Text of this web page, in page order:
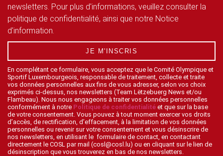
newsletters. Pour plus d'informations, veuillez consulter la
politique de confidentialité, ainsi que notre Notice
d'information.
JE M'INSCRIS
En complétant ce formulaire, vous acceptez que le Comité Olympique et
Sportif Luxembourgeois, responsable de traitement, collecte et traite
vos données personnelles aux fins de vous adresser, selon vos choix
exprimés ci-dessus, nos newsletters (Team Lëtzebuerg News et/ou
Flambeau). Nous nous engageons à traiter vos données personnelles
conformément à notre Politique de confidentialité et que sur la base
de votre consentement. Vous pouvez à tout moment exercer vos droits
d’accès, de rectification, d’effacement, à la limitation de vos données
personnelles ou revenir sur votre consentement et vous désinscrire de
nos newsletters, en utilisant le formulaire de contact, en contactant
directement le COSL par mail (cosl@cosl.lu) ou en cliquant sur le lien de
désinscription que vous trouverez en bas de nos newsletters.